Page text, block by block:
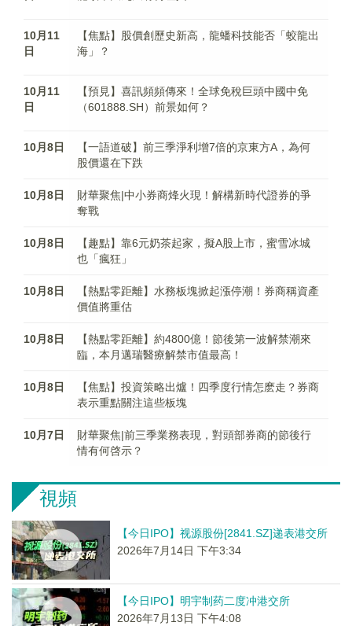
10月11
日
【焦點】股價創歷史新高，龍蟠科技能否「蛟龍出
海」？
10月11
日
【預見】喜訊頻頻傳來！全球免稅巨頭中國中免
（601888.SH）前景如何？
10月8日
【一語道破】前三季淨利增7倍的京東方A，為何
股價還在下跌
10月8日
財華聚焦|中小券商烽火現！解構新時代證券的爭
奪戰
10月8日
【趣點】靠6元奶茶起家，擬A股上市，蜜雪冰城
也「瘋狂」
10月8日
【熱點零距離】水務板塊掀起漲停潮！券商稱資產
價值將重估
10月8日
【熱點零距離】約4800億！節後第一波解禁潮來
臨，本月邁瑞醫療解禁市值最高！
10月8日
【焦點】投資策略出爐！四季度行情怎麽走？券商
表示重點關注這些板塊
10月7日
財華聚焦|前三季業務表現，對頭部券商的節後行
情有何啓示？
視頻
【今日IPO】视源股份[2841.SZ]递表港交所
2026年7月14日 下午3:34
【今日IPO】明宇制药二度冲港交所
2026年7月13日 下午4:08